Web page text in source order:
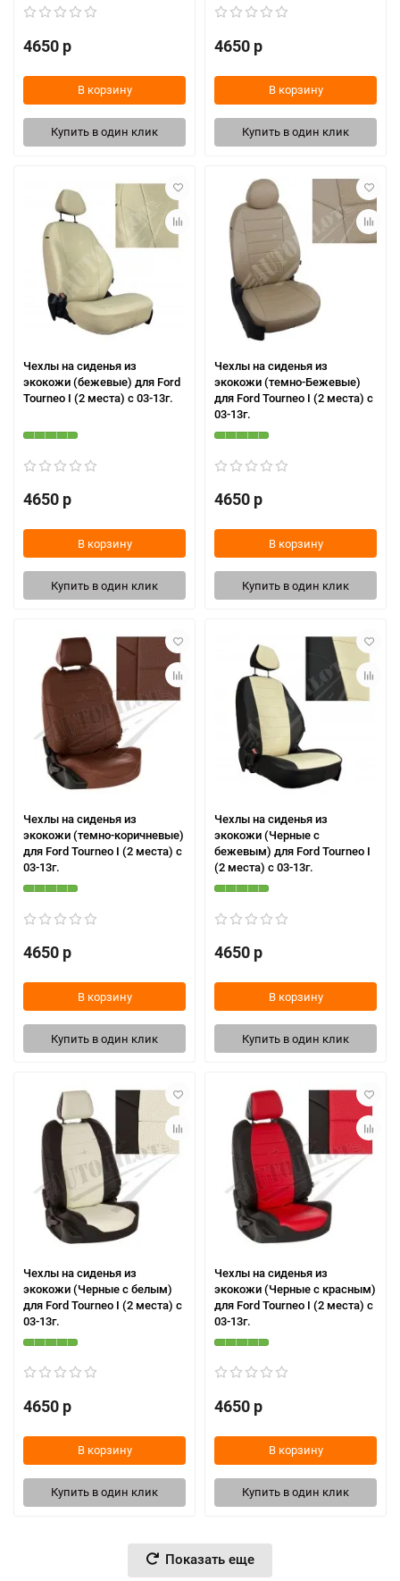
4650 р
В корзину
Купить в один клик
4650 р
В корзину
Купить в один клик
Чехлы на сиденья из
экокожи (бежевые) для Ford
Tourneo I (2 места) с 03-13г.
4650 р
В корзину
Купить в один клик
Чехлы на сиденья из
экокожи (темно-Бежевые)
для Ford Tourneo I (2 места) с
03-13г.
4650 р
В корзину
Купить в один клик
Чехлы на сиденья из
экокожи (темно-коричневые)
для Ford Tourneo I (2 места) с
03-13г.
4650 р
В корзину
Купить в один клик
Чехлы на сиденья из
экокожи (Черные с
бежевым) для Ford Tourneo I
(2 места) с 03-13г.
4650 р
В корзину
Купить в один клик
Чехлы на сиденья из
экокожи (Черные с белым)
для Ford Tourneo I (2 места) с
03-13г.
4650 р
В корзину
Купить в один клик
Чехлы на сиденья из
экокожи (Черные с красным)
для Ford Tourneo I (2 места) с
03-13г.
4650 р
В корзину
Купить в один клик
Показать еще